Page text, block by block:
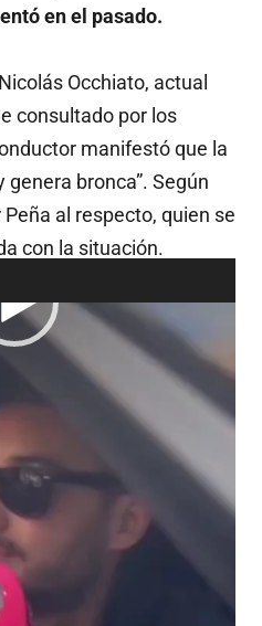
en el pasado.
Occhiato, actual
consultado por los
manifestó que la
bronca”. Según
al respecto, quien se
con la situación.